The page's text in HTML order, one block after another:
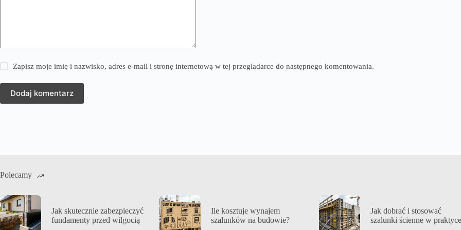
Zapisz moje imię i nazwisko, adres e-mail i stronę internetową w tej przeglądarce do następnego komentowania.
Dodaj komentarz
Polecamy
Jak skutecznie zabezpieczyć
fundamenty przed wilgocią
Ile kosztuje wynajem
szalunków na budowie?
Jak dobrać i stosować
szalunki ścienne w praktyce